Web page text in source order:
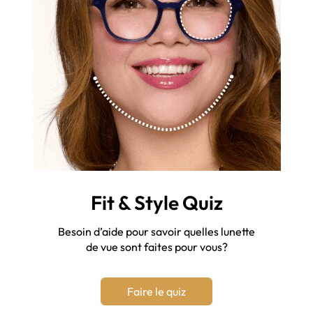
Fit & Style Quiz
Besoin d’aide pour savoir quelles lunette
de vue sont faites pour vous?
Faire le quiz